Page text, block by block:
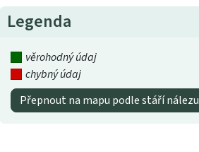
Legenda
věrohodný údaj
chybný údaj
Přepnout na mapu podle stáří nálezu